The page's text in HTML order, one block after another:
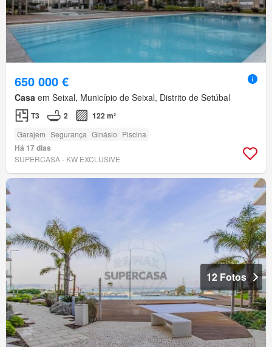
650 000 €
Casa em Seixal, Município de Seixal, Distrito de Setúbal
T3 2 122 m²
Garajem Segurança Ginásio Piscina
Há 17 dias
SUPERCASA - KW EXCLUSIVE
12 Fotos